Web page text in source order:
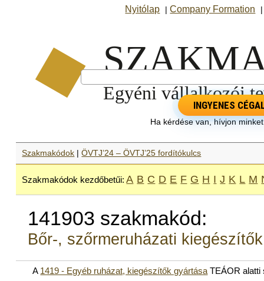
Nyitólap |Company Formation
INGYENES
Ha kérdése van, hívjon
Szakmakódok |ÖVTJ’24 – ÖVTJ’25 fordítókulcs
Szakmakódok kezdőbetűi: A B C D E F G H I J K L M
141903 szakmakód:
Bőr-, szőrmeruházati
A 1419 - Egyéb ruházat, kiegészítők gyártása TEÁOR